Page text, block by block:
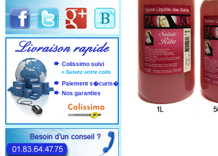
Colissimo suivi
>Suivez votre colis
Paiement s�curis�
Nos garanties